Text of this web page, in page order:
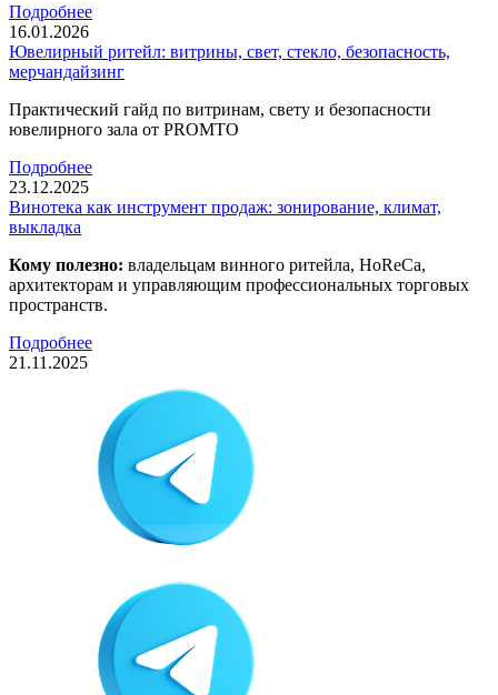
Подробнее
16.01.2026
Ювелирный ритейл: витрины, свет, стекло, безопасность,
мерчандайзинг
Практический гайд по витринам, свету и безопасности
ювелирного зала от PROMTO
Подробнее
23.12.2025
Винотека как инструмент продаж: зонирование, климат,
выкладка
Кому полезно: владельцам винного ритейла, HoReCa,
архитекторам и управляющим профессиональных торговых
пространств.
Подробнее
21.11.2025